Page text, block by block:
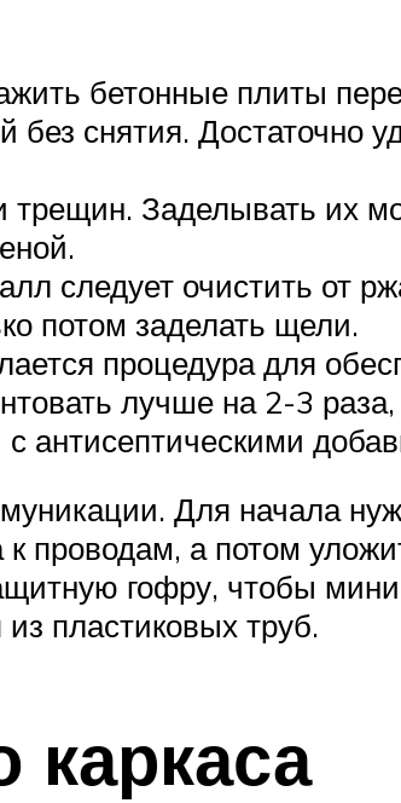
бетонные плиты
снятия. Достаточно
Заделывать их
следует очистить от
потом заделать щели.
процедура для
лучше на 2-3
с антисептическими
Для начала
проводам, а потом
гофру, чтобы
пластиковых труб.